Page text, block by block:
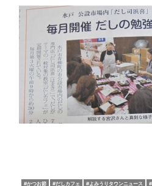
かつお節 だしカフェ よみうりタウンニュース